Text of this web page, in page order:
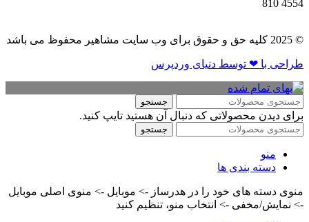
4554
810
© 2025 کلیه حق و حقوق برای وب سایت مشاهیر محفوظ می باشد
طراحی با ❤ توسط​ دنیای وردپرس
جستجو
برای دیدن محصولاتی که دنبال آن هستید تایپ کنید.
جستجو
منو
دسته بندی ها
منوی دسته های خود را در هدرساز -> موبایل -> منوی اصلی موبایل
-> نمایش/مخفی -> انتخاب منو، تنظیم کنید